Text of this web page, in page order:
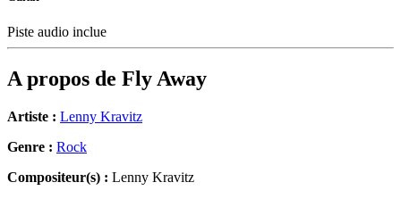
Piste audio inclue
A propos de Fly Away
Artiste : Lenny Kravitz
Genre : Rock
Compositeur(s) : Lenny Kravitz